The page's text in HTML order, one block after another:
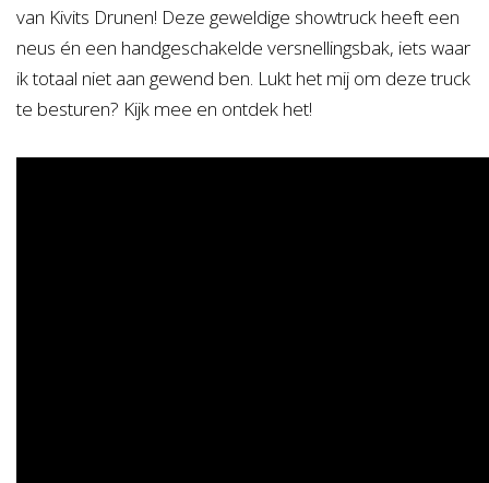
van Kivits Drunen! Deze geweldige showtruck heeft een
neus én een handgeschakelde versnellingsbak, iets waar
ik totaal niet aan gewend ben. Lukt het mij om deze truck
te besturen? Kijk mee en ontdek het!